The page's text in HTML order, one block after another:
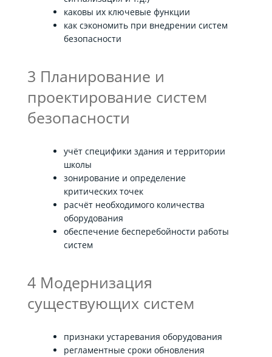
каковы их ключевые функции
как сэкономить при внедрении систем
безопасности
3 Планирование и
проектирование систем
безопасности
учёт специфики здания и территории
школы
зонирование и определение
критических точек
расчёт необходимого количества
оборудования
обеспечение бесперебойности работы
систем
4 Модернизация
существующих систем
признаки устаревания оборудования
регламентные сроки обновления